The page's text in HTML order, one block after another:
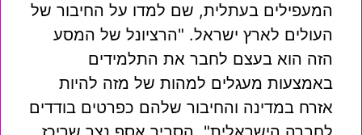
המעפילים בעתלית, שם למדו על החיבור של
העולים לארץ ישראל. "הרציונל של המסע
הזה הוא בעצם לחבר את התלמידים
באמצעות מעגלים למהות של מזה להיות
אזרח במדינה והחיבור שלהם כפרטים בודדים